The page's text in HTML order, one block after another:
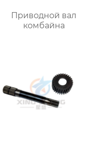
Приводной вал
комбайна